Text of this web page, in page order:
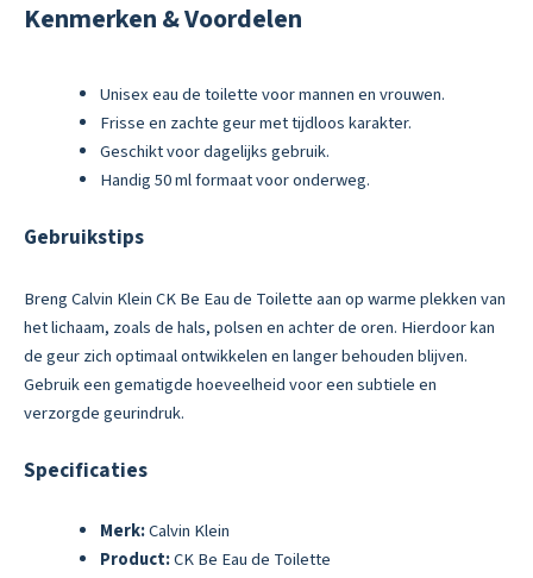
Kenmerken & Voordelen
Unisex eau de toilette voor mannen en vrouwen.
Frisse en zachte geur met tijdloos karakter.
Geschikt voor dagelijks gebruik.
Handig 50 ml formaat voor onderweg.
Gebruikstips
Breng Calvin Klein CK Be Eau de Toilette aan op warme plekken van
het lichaam, zoals de hals, polsen en achter de oren. Hierdoor kan
de geur zich optimaal ontwikkelen en langer behouden blijven.
Gebruik een gematigde hoeveelheid voor een subtiele en
verzorgde geurindruk.
Specificaties
Merk:Calvin Klein
Product:CK Be Eau de Toilette